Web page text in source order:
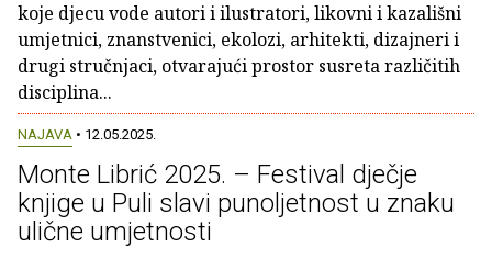
koje djecu vode autori i ilustratori, likovni i kazališni
umjetnici, znanstvenici, ekolozi, arhitekti, dizajneri i
drugi stručnjaci, otvarajući prostor susreta različitih
disciplina...
NAJAVA • 12.05.2025.
Monte Librić 2025. – Festival dječje
knjige u Puli slavi punoljetnost u znaku
ulične umjetnosti